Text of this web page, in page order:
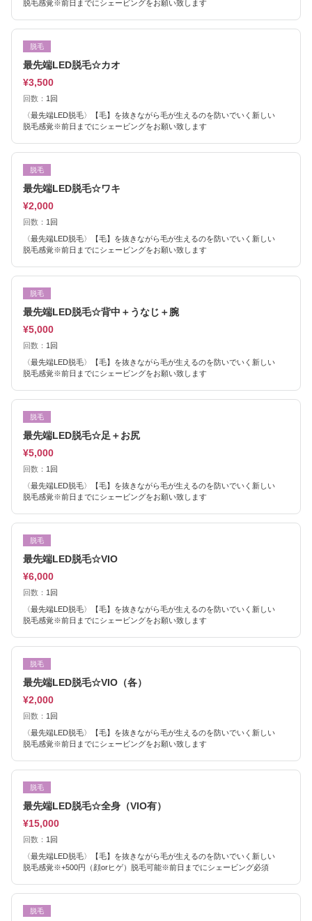
脱毛感覚※前日までにシェービングをお願い致します
脱毛
最先端LED脱毛☆カオ
¥3,500
回数： 1回
〈最先端LED脱毛〉【毛】を抜きながら毛が生えるのを防いでいく新しい
脱毛感覚※前日までにシェービングをお願い致します
脱毛
最先端LED脱毛☆ワキ
¥2,000
回数： 1回
〈最先端LED脱毛〉【毛】を抜きながら毛が生えるのを防いでいく新しい
脱毛感覚※前日までにシェービングをお願い致します
脱毛
最先端LED脱毛☆背中＋うなじ＋腕
¥5,000
回数： 1回
〈最先端LED脱毛〉【毛】を抜きながら毛が生えるのを防いでいく新しい
脱毛感覚※前日までにシェービングをお願い致します
脱毛
最先端LED脱毛☆足＋お尻
¥5,000
回数： 1回
〈最先端LED脱毛〉【毛】を抜きながら毛が生えるのを防いでいく新しい
脱毛感覚※前日までにシェービングをお願い致します
脱毛
最先端LED脱毛☆VIO
¥6,000
回数： 1回
〈最先端LED脱毛〉【毛】を抜きながら毛が生えるのを防いでいく新しい
脱毛感覚※前日までにシェービングをお願い致します
脱毛
最先端LED脱毛☆VIO（各）
¥2,000
回数： 1回
〈最先端LED脱毛〉【毛】を抜きながら毛が生えるのを防いでいく新しい
脱毛感覚※前日までにシェービングをお願い致します
脱毛
最先端LED脱毛☆全身（VIO有）
¥15,000
回数： 1回
〈最先端LED脱毛〉【毛】を抜きながら毛が生えるのを防いでいく新しい
脱毛感覚※+500円（顔orヒゲ）脱毛可能※前日までにシェービング必須
脱毛